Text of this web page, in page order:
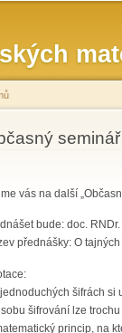
zde
vás na další
bude: doc.
přednášky: O
šifrách si
šifrování lze
princip, na